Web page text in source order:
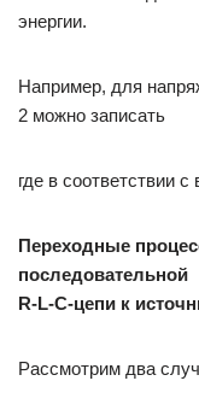
энергии.
Например, для
2 можно записать
где в соответствии
Переходные
последовательной
R-L-C-цепи к
Рассмотрим два